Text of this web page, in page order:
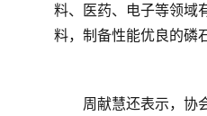
料、医药、电子等领域
料，制备性能优良的磷
周献慧还表示，协会